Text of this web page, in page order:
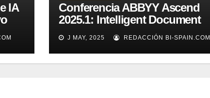
IA
Conferencia ABBYY Ascend
2025.1: Intelligent Document
Processing a tope
J MAY, 2025 REDACCIÓN BI-SPAIN.COM